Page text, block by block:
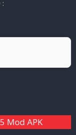
:
Mod APK